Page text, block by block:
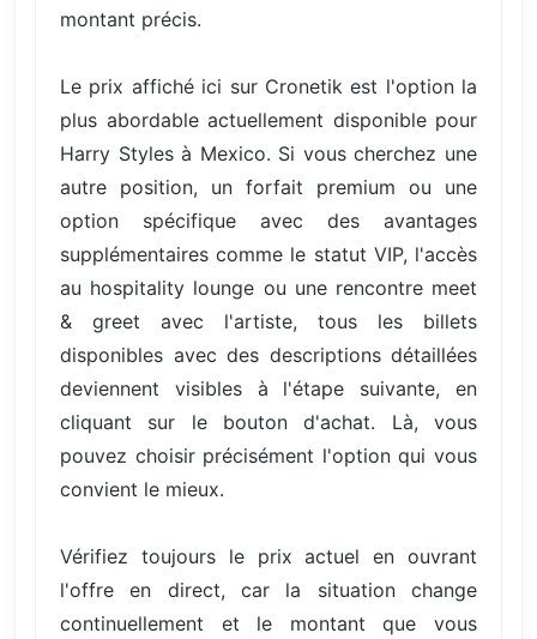
montant précis.
Le prix affiché ici sur Cronetik est l'option la
plus abordable actuellement disponible pour
Harry Styles à Mexico. Si vous cherchez une
autre position, un forfait premium ou une
option spécifique avec des avantages
supplémentaires comme le statut VIP, l'accès
au hospitality lounge ou une rencontre meet
& greet avec l'artiste, tous les billets
disponibles avec des descriptions détaillées
deviennent visibles à l'étape suivante, en
cliquant sur le bouton d'achat. Là, vous
pouvez choisir précisément l'option qui vous
convient le mieux.
Vérifiez toujours le prix actuel en ouvrant
l'offre en direct, car la situation change
continuellement et le montant que vous